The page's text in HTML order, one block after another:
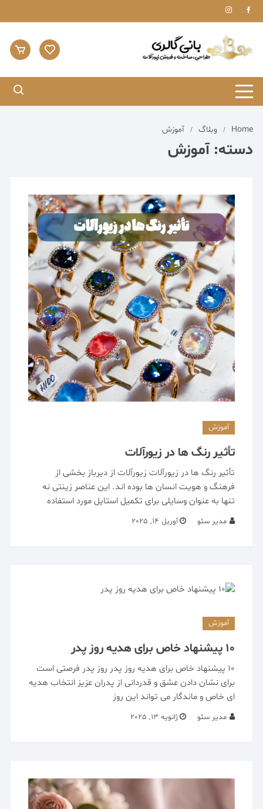
Skip
to
Home وبلاگ آموزش
دسته:آموزش
آموزش
تأثیر رنگ‌ ها در زیورآلات
تأثیر رنگ‌ ها در زیورآلات زیورآلات از دیرباز بخشی از
فرهنگ و هویت انسان‌ ها بوده‌ اند. این عناصر زینتی نه‌
تنها به عنوان وسایلی برای تکمیل استایل مورد استفاده
مدیر سئو آوریل 14, 2025
آموزش
۱۰ پیشنهاد خاص برای هدیه روز پدر
۱۰ پیشنهاد خاص برای هدیه روز پدر روز پدر فرصتی است
برای نشان دادن عشق و قدردانی از پدران عزیز انتخاب هدیه‌
ای خاص و ماندگار می‌ تواند این روز
مدیر سئو ژانویه 13, 2025